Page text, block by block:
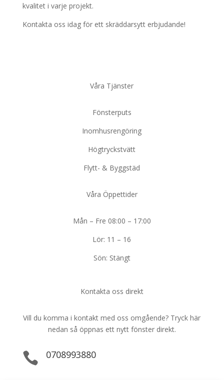
kvalitet i varje projekt.
Kontakta oss idag för ett skräddarsytt erbjudande!
Våra Tjänster
Fönsterputs
Inomhusrengöring
Högtryckstvätt
Flytt- & Byggstäd
Våra Öppettider
Mån – Fre 08:00 – 17:00
Lör: 11 – 16
Sön: Stängt
Kontakta oss direkt
Vill du komma i kontakt med oss omgående? Tryck här
nedan så öppnas ett nytt fönster direkt.
 0708993880